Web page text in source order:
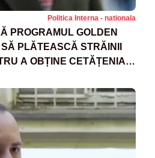
Politica Interna - nationala
PROGRAMUL GOLDEN
PLĂTEASCĂ STRĂINII
A OBȚINE CETĂȚENIA